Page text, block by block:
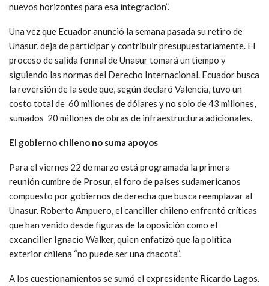
nuevos horizontes para esa integración”.
Una vez que Ecuador anunció la semana pasada su retiro de
Unasur, deja de participar y contribuir presupuestariamente. El
proceso de salida formal de Unasur tomará un tiempo y
siguiendo las normas del Derecho Internacional. Ecuador busca
la reversión de la sede que, según declaró Valencia, tuvo un
costo total de 60 millones de dólares y no solo de 43 millones,
sumados 20 millones de obras de infraestructura adicionales.
El gobierno chileno no suma apoyos
Para el viernes 22 de marzo está programada la primera
reunión cumbre de Prosur, el foro de países sudamericanos
compuesto por gobiernos de derecha que busca reemplazar al
Unasur. Roberto Ampuero, el canciller chileno enfrentó críticas
que han venido desde figuras de la oposición como el
excanciller Ignacio Walker, quien enfatizó que la política
exterior chilena “no puede ser una chacota”.
A los cuestionamientos se sumó el expresidente Ricardo Lagos.